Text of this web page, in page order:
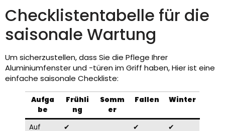
Checklistentabelle für die
saisonale Wartung
Um sicherzustellen, dass Sie die Pflege Ihrer
Aluminiumfenster und -türen im Griff haben, Hier ist eine
einfache saisonale Checkliste:
Aufga
be
Frühli
ng
Somm
er
Fallen Winter
Auf
✔ ✔ ✔